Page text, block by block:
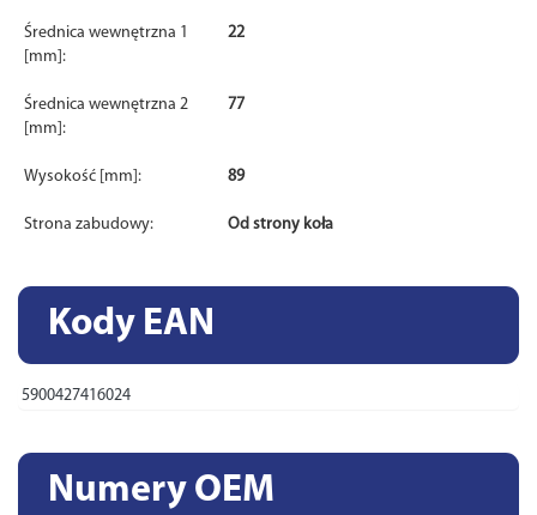
Średnica wewnętrzna 1
[mm]:
22
Średnica wewnętrzna 2
[mm]:
77
Wysokość [mm]: 89
Strona zabudowy: Od strony koła
Kody EAN
5900427416024
Numery OEM